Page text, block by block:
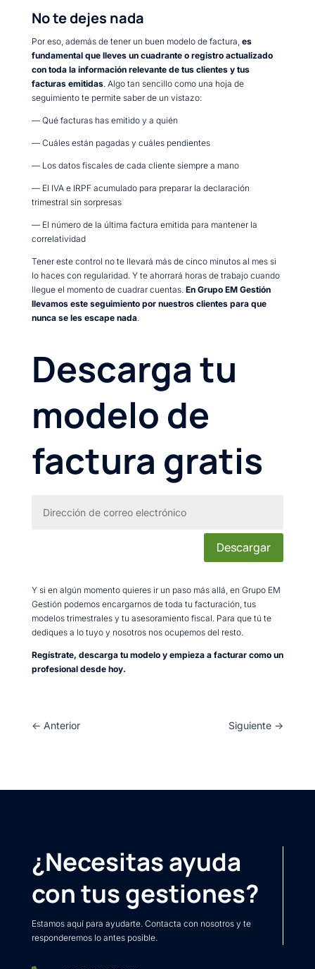
No te dejes nada
Por eso, además de tener un buen modelo de factura, es
fundamental que lleves un cuadrante o registro actualizado
con toda la información relevante de tus clientes y tus
facturas emitidas. Algo tan sencillo como una hoja de
seguimiento te permite saber de un vistazo:
— Qué facturas has emitido y a quién
— Cuáles están pagadas y cuáles pendientes
— Los datos fiscales de cada cliente siempre a mano
— El IVA e IRPF acumulado para preparar la declaración
trimestral sin sorpresas
— El número de la última factura emitida para mantener la
correlatividad
Tener este control no te llevará más de cinco minutos al mes si
lo haces con regularidad. Y te ahorrará horas de trabajo cuando
llegue el momento de cuadrar cuentas. En Grupo EM Gestión
llevamos este seguimiento por nuestros clientes para que
nunca se les escape nada.
Descarga tu
modelo de
factura gratis
Descargar
Y si en algún momento quieres ir un paso más allá, en Grupo EM
Gestión podemos encargarnos de toda tu facturación, tus
modelos trimestrales y tu asesoramiento fiscal. Para que tú te
dediques a lo tuyo y nosotros nos ocupemos del resto.
Regístrate, descarga tu modelo y empieza a facturar como un
profesional desde hoy.
← Anterior Siguiente →
¿Necesitas ayuda
con tus gestiones?
Estamos aquí para ayudarte. Contacta con nosotros y te
responderemos lo antes posible.